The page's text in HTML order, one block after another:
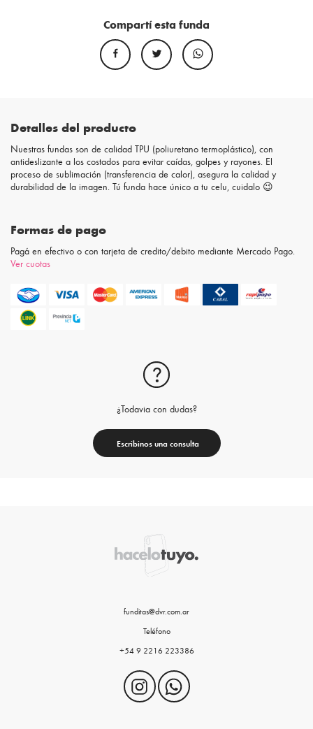
Compartí esta funda
Detalles del producto
Nuestras fundas son de calidad TPU (poliuretano termoplástico), con
antideslizante a los costados para evitar caídas, golpes y rayones. El
proceso de sublimación (transferencia de calor), asegura la calidad y
durabilidad de la imagen. Tú funda hace único a tu celu, cuidalo 😉
Formas de pago
Pagá en efectivo o con tarjeta de credito/debito mediante Mercado Pago.
Ver cuotas
¿Todavia con dudas?
Escribinos una consulta
funditas@dvr.com.ar
Teléfono
+54 9 2216 223386